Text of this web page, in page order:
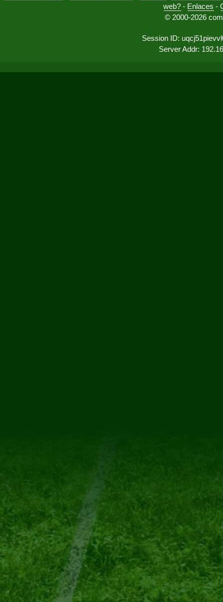
web? - Enlaces -
© 2000-2026
Session ID:
Server Addr: